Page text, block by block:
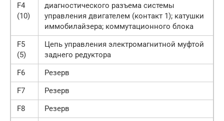
F4
(10)
диагностического разъема системы
управления двигателем (контакт 1); катушки
иммобилайзера; коммутационного блока
F5
(5)
Цепь управления электромагнитной муфтой
заднего редуктора
F6
Резерв
F7
Резерв
F8
Резерв